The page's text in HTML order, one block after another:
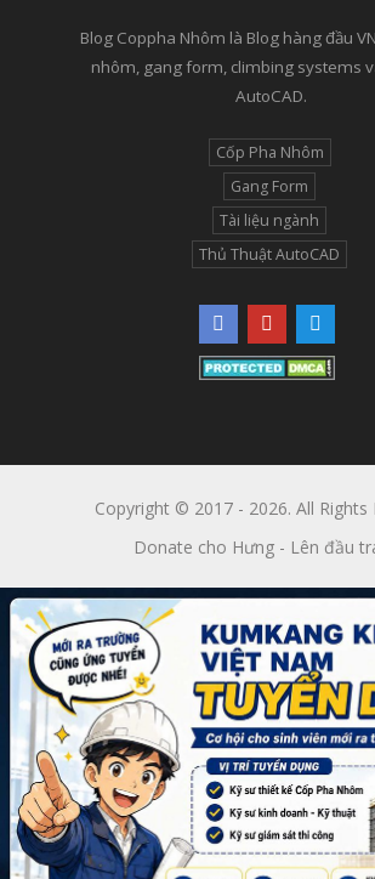
Blog Coppha Nhôm là Blog hàng đầu
nhôm, gang form, climbing systems
AutoCAD.
Cốp Pha Nhôm
Gang Form
Tài liệu ngành
Thủ Thuật AutoCAD
Copyright © 2017 - 2026. All Rights
Donate cho Hưng- Lên đầu